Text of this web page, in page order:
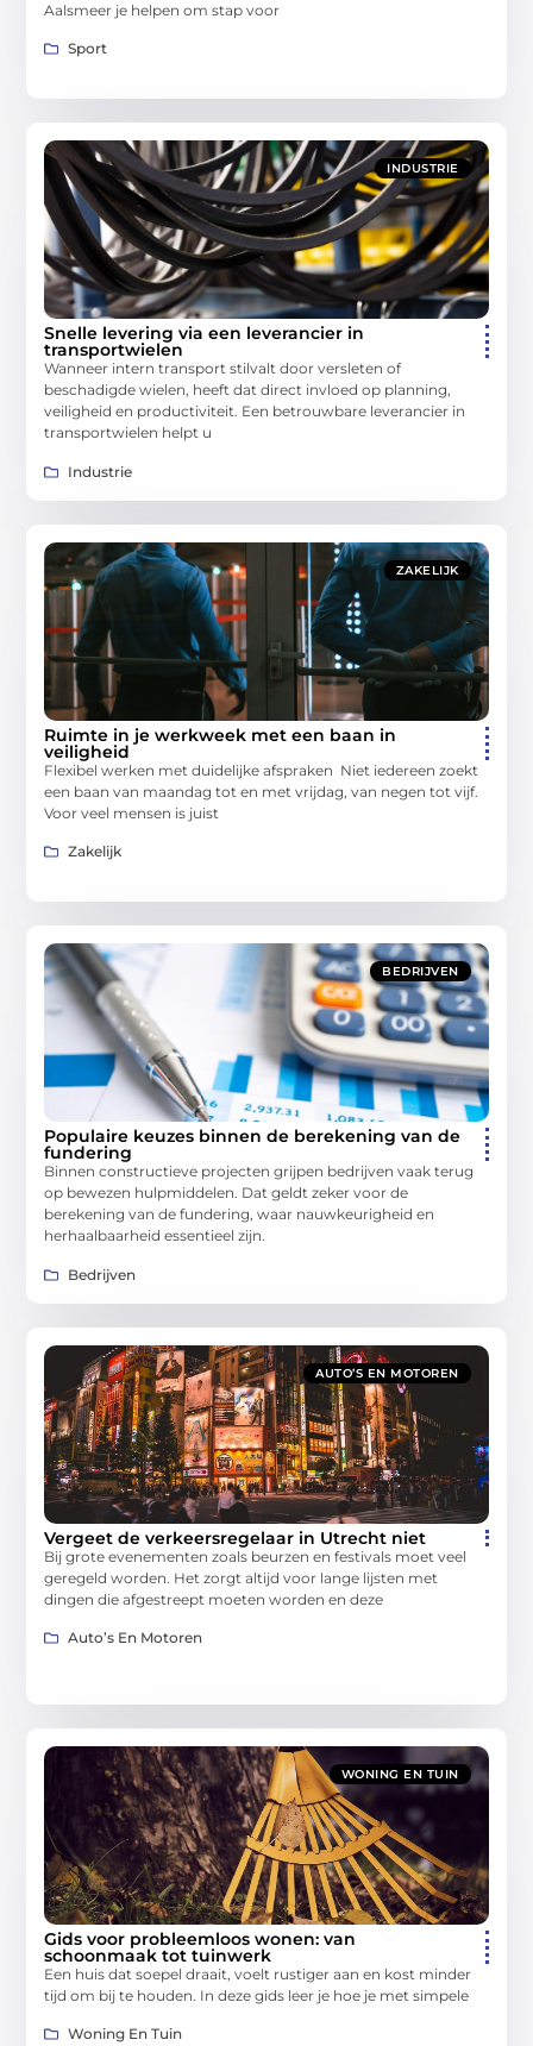
Aalsmeer je helpen om stap voor
Sport
INDUSTRIE
Snelle levering via een leverancier in
transportwielen
Wanneer intern transport stilvalt door versleten of
beschadigde wielen, heeft dat direct invloed op planning,
veiligheid en productiviteit. Een betrouwbare leverancier in
transportwielen helpt u
Industrie
ZAKELIJK
Ruimte in je werkweek met een baan in
veiligheid
Flexibel werken met duidelijke afspraken Niet iedereen zoekt
een baan van maandag tot en met vrijdag, van negen tot vijf.
Voor veel mensen is juist
Zakelijk
BEDRIJVEN
Populaire keuzes binnen de berekening van de
fundering
Binnen constructieve projecten grijpen bedrijven vaak terug
op bewezen hulpmiddelen. Dat geldt zeker voor de
berekening van de fundering, waar nauwkeurigheid en
herhaalbaarheid essentieel zijn.
Bedrijven
AUTO’S EN MOTOREN
Vergeet de verkeersregelaar in Utrecht niet
Bij grote evenementen zoals beurzen en festivals moet veel
geregeld worden. Het zorgt altijd voor lange lijsten met
dingen die afgestreept moeten worden en deze
Auto’s En Motoren
WONING EN TUIN
Gids voor probleemloos wonen: van
schoonmaak tot tuinwerk
Een huis dat soepel draait, voelt rustiger aan en kost minder
tijd om bij te houden. In deze gids leer je hoe je met simpele
Woning En Tuin